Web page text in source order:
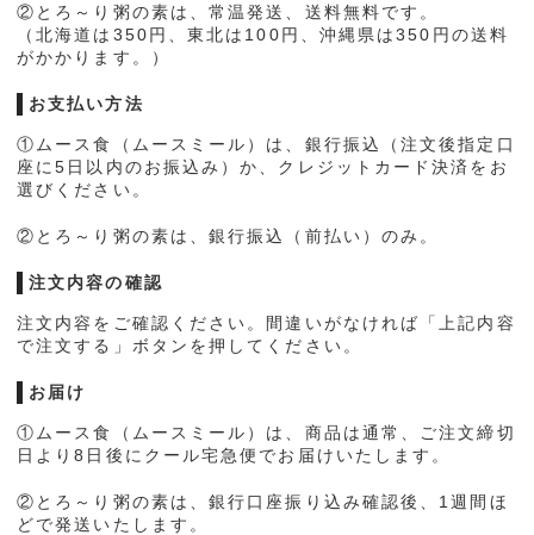
②とろ～り粥の素は、常温発送、送料無料です。
（北海道は350円、東北は100円、沖縄県は350円の送料
がかかります。）
お支払い方法
①ムース食（ムースミール）は、銀行振込（注文後指定口
座に5日以内のお振込み）か、クレジットカード決済をお
選びください。
②とろ～り粥の素は、銀行振込（前払い）のみ。
注文内容の確認
注文内容をご確認ください。間違いがなければ「上記内容
で注文する」ボタンを押してください。
お届け
①ムース食（ムースミール）は、商品は通常、ご注文締切
日より8日後にクール宅急便でお届けいたします。
②とろ～り粥の素は、銀行口座振り込み確認後、1週間ほ
どで発送いたします。